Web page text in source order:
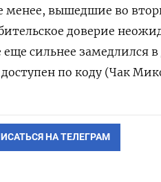
менее, вышедшие во
доверие
сильнее замедлился
по коду (Чак
НА ТЕЛЕГРАМ